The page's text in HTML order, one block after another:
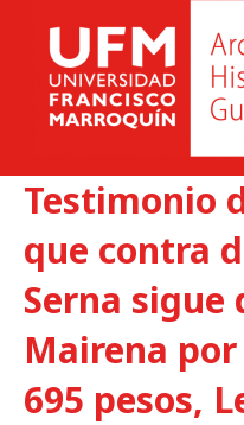
Testimonio
que contra
Serna sigue
Mairena
695 pesos,